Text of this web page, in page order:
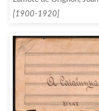
[1900-1920]